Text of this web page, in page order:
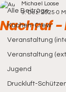
Alle Beiträge
Küchen-Crew
Veranstaltung
Veranstaltung
Jugend
Druckluft-
Nachruf -
Michael Loose
3. Dez. 2025 0